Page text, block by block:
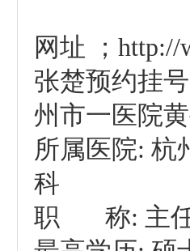
网址 ；
张楚预约挂
州市一医院
所属医院:
科
职 称: 主